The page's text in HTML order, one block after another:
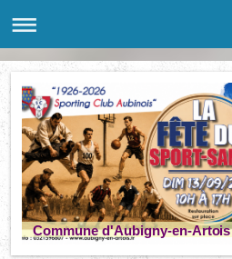
Commune d'Aubigny-en-Artois